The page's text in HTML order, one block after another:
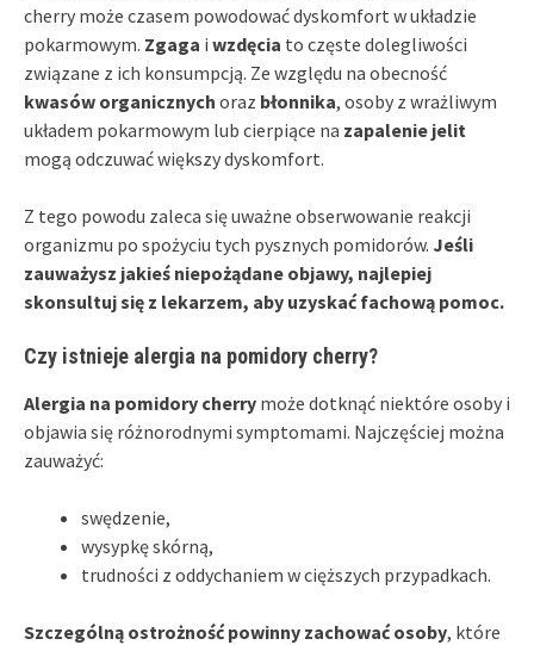
cherry może czasem powodować dyskomfort w układzie
pokarmowym. Zgaga i wzdęcia to częste dolegliwości
związane z ich konsumpcją. Ze względu na obecność
kwasów organicznych oraz błonnika, osoby z wrażliwym
układem pokarmowym lub cierpiące na zapalenie jelit
mogą odczuwać większy dyskomfort.
Z tego powodu zaleca się uważne obserwowanie reakcji
organizmu po spożyciu tych pysznych pomidorów. Jeśli
zauważysz jakieś niepożądane objawy, najlepiej
skonsultuj się z lekarzem, aby uzyskać fachową pomoc.
Czy istnieje alergia na pomidory cherry?
Alergia na pomidory cherry może dotknąć niektóre osoby i
objawia się różnorodnymi symptomami. Najczęściej można
zauważyć:
swędzenie,
wysypkę skórną,
trudności z oddychaniem w cięższych przypadkach.
Szczególną ostrożność powinny zachować osoby, które